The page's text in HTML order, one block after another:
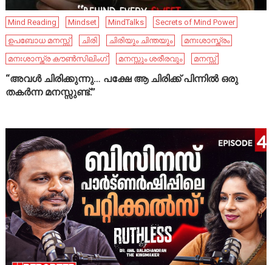
Mind Reading Mindset MindTalks
Secrets of Mind Power
ഉപബോധ മനസ്സ്
ചിരി ചിരിയും ചിന്തയും
മനഃശാസ്ത്രം
മനഃശാസ്ത്ര കൗൺസിലിംഗ്
മനസ്സും ശരീരവും മനസ്സ്
“അവൾ ചിരിക്കുന്നു… പക്ഷേ ആ ചിരിക്ക് പിന്നിൽ ഒരു
തകർന്ന മനസ്സുണ്ട്.”